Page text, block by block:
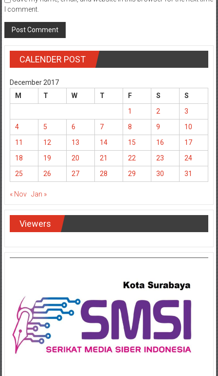
I comment.
CALENDER POST
December 2017
M
T W T F S
S
1
2
3
4
5 6 7 8 9
10
11
12 13 14 15 16
17
18
19 20 21 22 23
24
25
26 27 28 29 30 31
« Nov Jan »
Viewers